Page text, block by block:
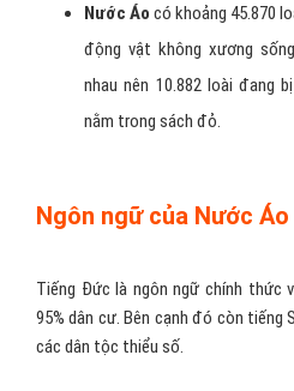
Nước Áo có khoảng 45.870
động vật không xương
nhau nên 10.882 loài đang
nằm trong sách đỏ.
Ngôn ngữ của Nước
Tiếng Đức là ngôn ngữ chính thức
95% dân cư. Bên cạnh đó còn tiếng
các dân tộc thiểu số.